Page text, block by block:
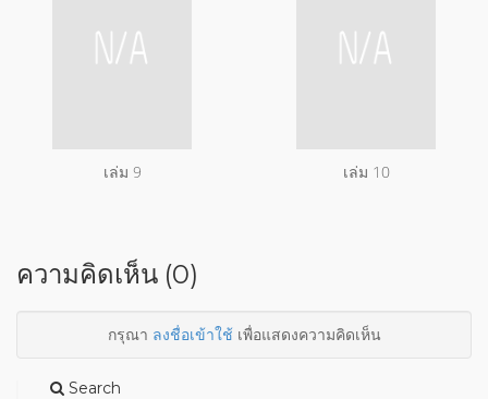
เล่ม 9 เล่ม 10
ความคิดเห็น (0)
กรุณา ลงชื่อเข้าใช้เพื่อแสดงความคิดเห็น
Search